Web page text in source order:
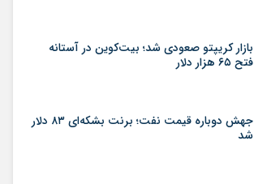
بازار کریپتو صعودی شد؛ بیت‌کوین در آستانه
فتح ۶۵ هزار دلار
جهش دوباره قیمت نفت؛ برنت بشکه‌ای ۸۳ دلار
شد